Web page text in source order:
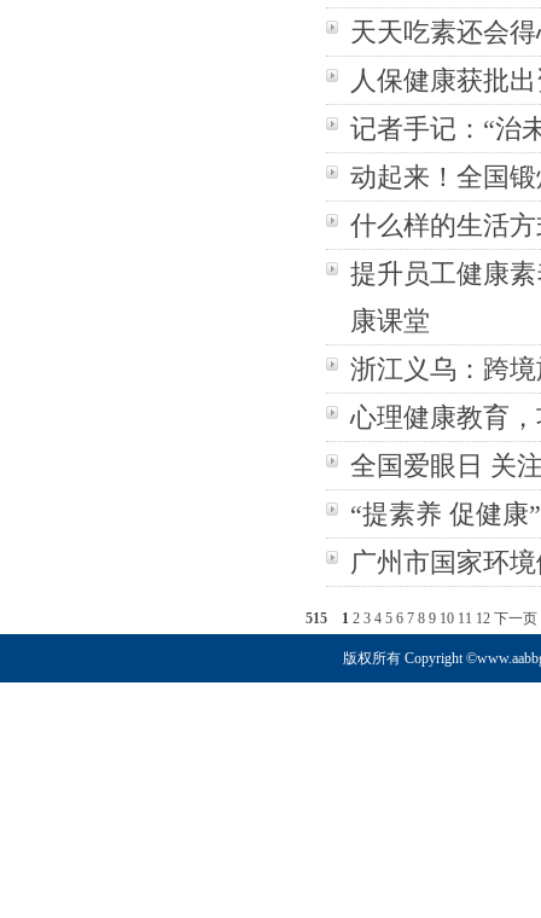
天天吃素还会
人保健康获批
记者手记：“治
动起来！全国
什么样的生活
提升员工健康
康课堂
浙江义乌：跨
心理健康教育
全国爱眼日 关
“提素养 促健康
广州市国家环
515 1 2 3 4 5 6 7 8 9 10 11 12 下一页
版权所有 Copyright